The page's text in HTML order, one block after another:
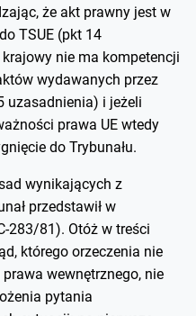
że akt prawny jest w
TSUE (pkt 14
nie ma kompetencji
wydawanych przez
uzasadnienia) i jeżeli
prawa UE wtedy
do Trybunału.
wynikających z
przedstawił w
283/81). Otóż w treści
którego orzeczenia nie
wewnętrznego, nie
pytania